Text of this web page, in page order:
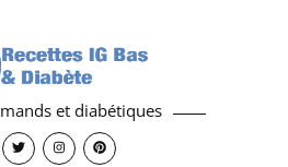
et diabétiques